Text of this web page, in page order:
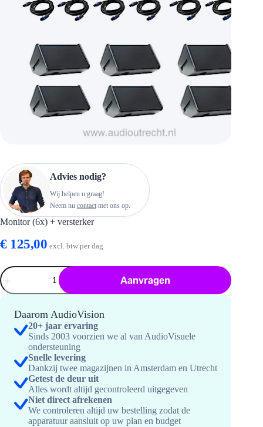
Advies nodig?
Wij helpen u graag!
Neem nu contact met ons op.
Monitor (6x) + versterker
€125,00 excl. btw per dag
Monitor
(6x)
+
versterker
hoeveelheid
Aanvragen
Daarom AudioVision
20+ jaar ervaring
Sinds 2003 voorzien we al van AudioVisuele
ondersteuning
Snelle levering
Dankzij twee magazijnen in Amsterdam en Utrecht
Getest de deur uit
Alles wordt altijd gecontroleerd uitgegeven
Niet direct afrekenen
We controleren altijd uw bestelling zodat de
apparatuur aansluit op uw plan en budget